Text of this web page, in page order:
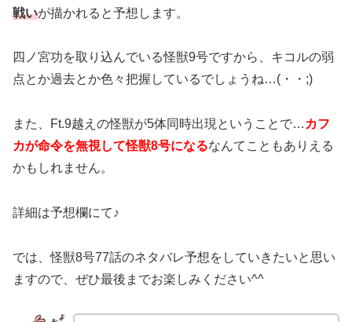
戦いが描かれると予想します。
四ノ宮功を取り込んでいる怪獣9号ですから、キコルの弱
点とか過去とか色々把握しているでしょうね…(・・;)
また、Ft.9越えの怪獣が5体同時出現ということで… カフ
カが命令を無視して怪獣8号になるなんてこともありえる
かもしれません。
詳細は予想欄にて♪
では、怪獣8号77話のネタバレ予想をしていきたいと思い
ますので、ぜひ最後までお楽しみください^^